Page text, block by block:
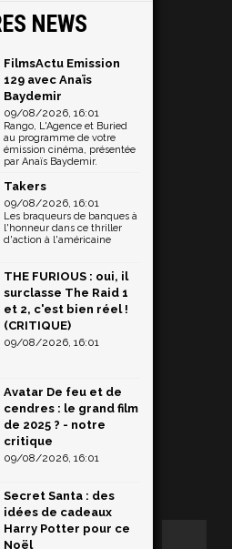
NEWS
FilmsActu Emission
129 avec Anaïs
Baydemir
09/08/2026, 16:01
Rango, L'Agence et Buried
au programme de votre
émission cinéma, présentée
par Anaïs Baydemir.
Takers
09/08/2026, 16:01
Les braqueurs de banques à
l'honneur dans ce thriller
d'action à l'américaine
THE FURIOUS : oui, il
surclasse The Raid 1
et 2, c'est bien réel !
(CRITIQUE)
09/08/2026, 16:01
Avatar De feu et de
cendres : le grand film
de 2025 ? - notre
critique
09/08/2026, 16:01
Secret Santa : des
idées de cadeaux
Harry Potter pour ce
Noël